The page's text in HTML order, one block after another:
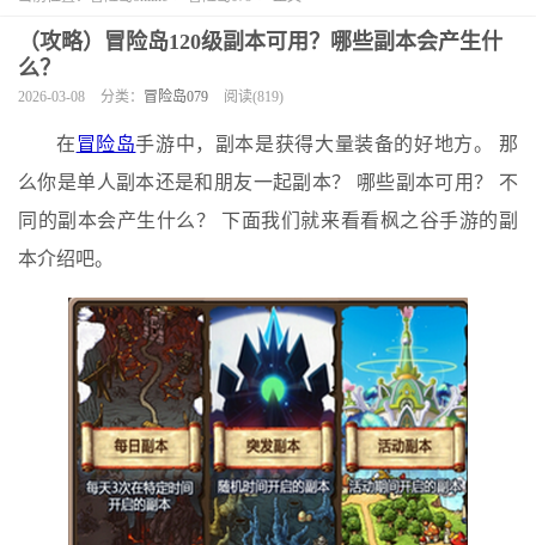
（攻略）冒险岛120级副本可用？哪些副本会产生什
么？
2026-03-08 分类： 冒险岛079 阅读(819)
在冒险岛手游中，副本是获得大量装备的好地方。 那
么你是单人副本还是和朋友一起副本？ 哪些副本可用？ 不
同的副本会产生什么？ 下面我们就来看看枫之谷手游的副
本介绍吧。